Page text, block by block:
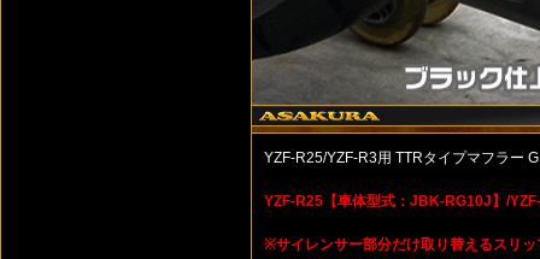
YZF-R25/YZF-R3用 TTRタイプマフラー
YZF-R25【車体型式：JBK-RG10J】/
※サイレンサー部分だけ取り替えるスリ